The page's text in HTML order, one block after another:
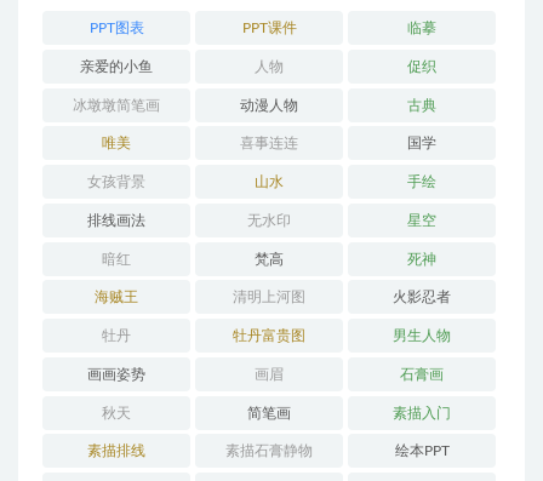
PPT图表 PPT课件 临摹
亲爱的小鱼 人物 促织
冰墩墩简笔画 动漫人物 古典
唯美 喜事连连 国学
女孩背景 山水 手绘
排线画法 无水印 星空
暗红 梵高 死神
海贼王 清明上河图 火影忍者
牡丹 牡丹富贵图 男生人物
画画姿势 画眉 石膏画
秋天 简笔画 素描入门
素描排线 素描石膏静物 绘本PPT